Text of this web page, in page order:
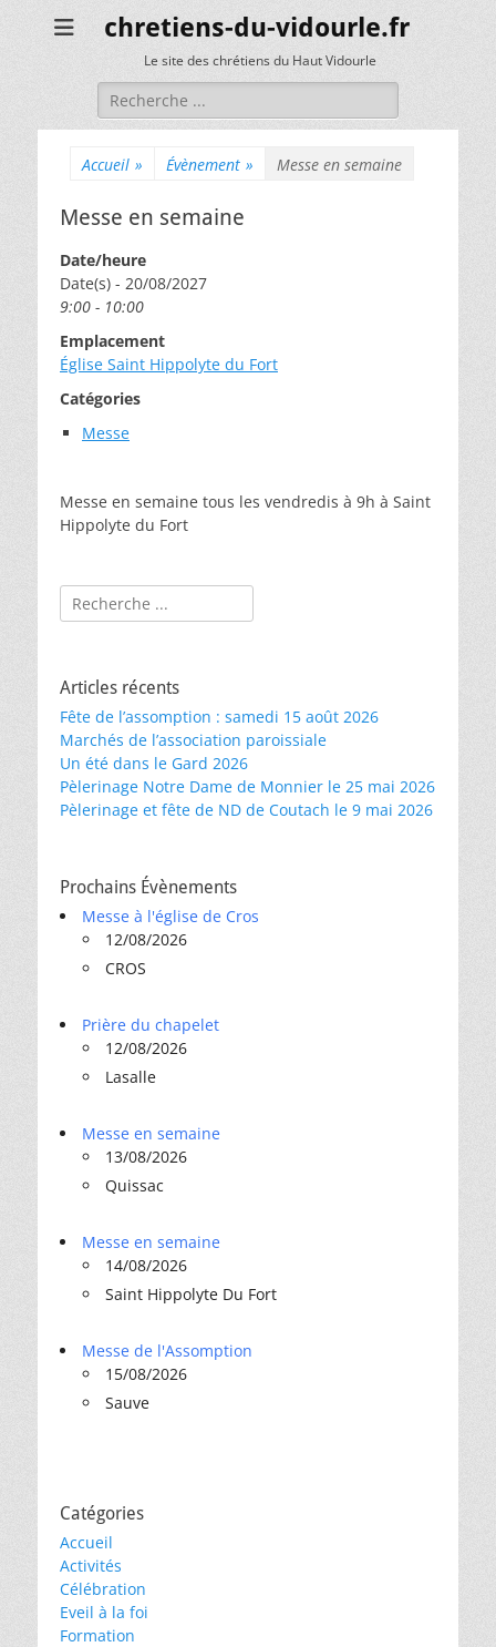
chretiens-du-vidourle.fr
Le site des chrétiens du Haut Vidourle
Rechercher :
Accueil » Évènement » Messe en semaine
Messe en semaine
Date/heure
Date(s) - 20/08/2027
9:00 - 10:00
Emplacement
Église Saint Hippolyte du Fort
Catégories
Messe
Messe en semaine tous les vendredis à 9h à Saint
Hippolyte du Fort
Rechercher :
Articles récents
Fête de l’assomption : samedi 15 août 2026
Marchés de l’association paroissiale
Un été dans le Gard 2026
Pèlerinage Notre Dame de Monnier le 25 mai 2026
Pèlerinage et fête de ND de Coutach le 9 mai 2026
Prochains Évènements
Messe à l'église de Cros
12/08/2026
CROS
Prière du chapelet
12/08/2026
Lasalle
Messe en semaine
13/08/2026
Quissac
Messe en semaine
14/08/2026
Saint Hippolyte Du Fort
Messe de l'Assomption
15/08/2026
Sauve
Catégories
Accueil
Activités
Célébration
Eveil à la foi
Formation